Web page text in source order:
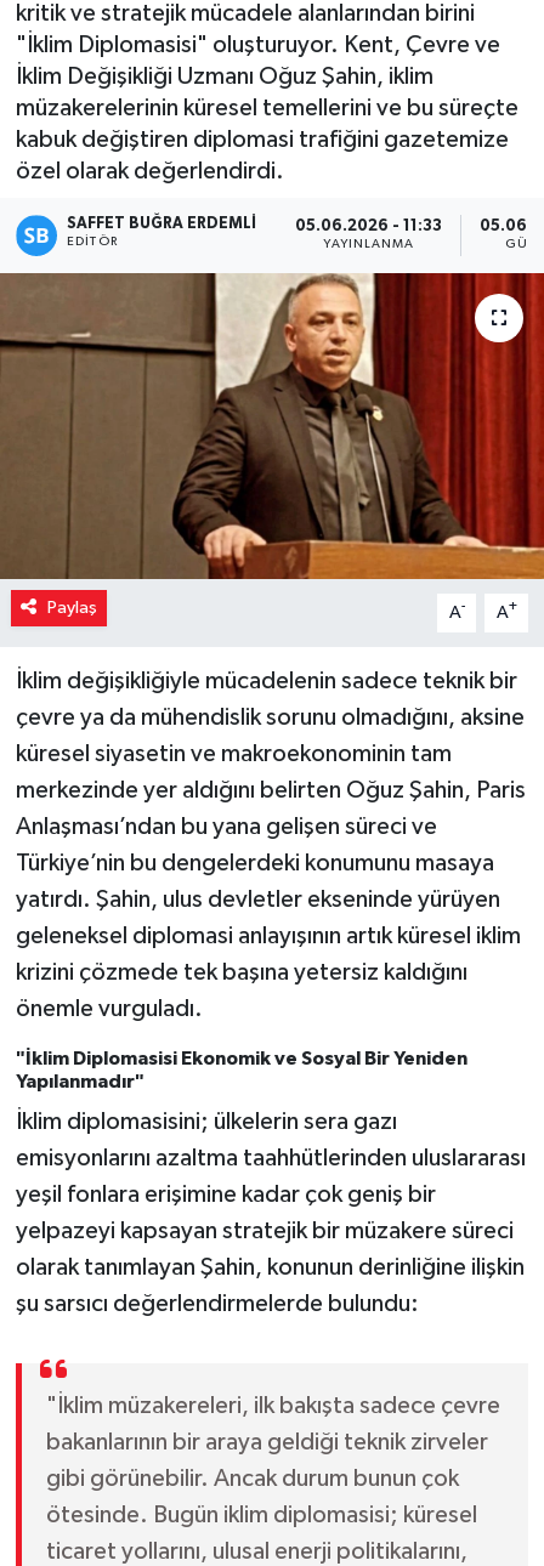
kritik ve stratejik mücadele alanlarından birini
"İklim Diplomasisi" oluşturuyor. Kent, Çevre ve
İklim Değişikliği Uzmanı Oğuz Şahin, iklim
müzakerelerinin küresel temellerini ve bu süreçte
kabuk değiştiren diplomasi trafiğini gazetemize
özel olarak değerlendirdi.
SAFFET BUĞRA ERDEMLI
EDITÖR
05.06.2026 - 11:33
YAYINLANMA
Paylaş A- A+
İklim değişikliğiyle mücadelenin sadece teknik bir
çevre ya da mühendislik sorunu olmadığını, aksine
küresel siyasetin ve makroekonominin tam
merkezinde yer aldığını belirten Oğuz Şahin, Paris
Anlaşması’ndan bu yana gelişen süreci ve
Türkiye’nin bu dengelerdeki konumunu masaya
yatırdı. Şahin, ulus devletler ekseninde yürüyen
geleneksel diplomasi anlayışının artık küresel iklim
krizini çözmede tek başına yetersiz kaldığını
önemle vurguladı.
"İklim Diplomasisi Ekonomik ve Sosyal Bir Yeniden
Yapılanmadır"
İklim diplomasisini; ülkelerin sera gazı
emisyonlarını azaltma taahhütlerinden uluslararası
yeşil fonlara erişimine kadar çok geniş bir
yelpazeyi kapsayan stratejik bir müzakere süreci
olarak tanımlayan Şahin, konunun derinliğine ilişkin
şu sarsıcı değerlendirmelerde bulundu:
"İklim müzakereleri, ilk bakışta sadece çevre
bakanlarının bir araya geldiği teknik zirveler
gibi görünebilir. Ancak durum bunun çok
ötesinde. Bugün iklim diplomasisi; küresel
ticaret yollarını, ulusal enerji politikalarını,
Sağlık
Siyaset
Spor